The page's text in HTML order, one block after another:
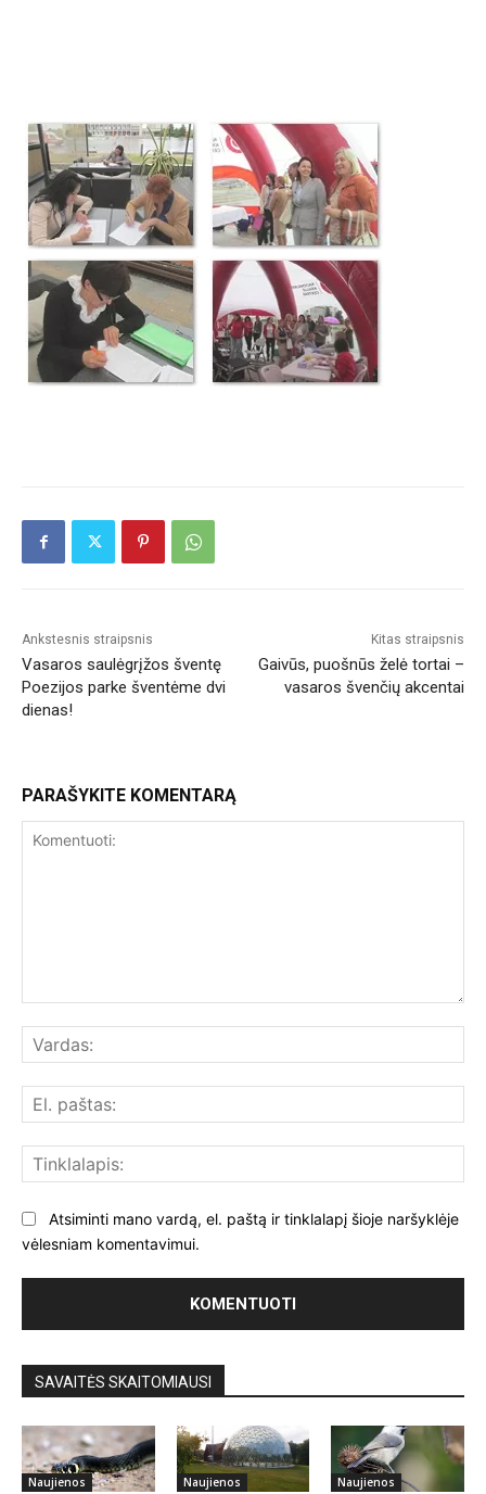
Ankstesnis straipsnis
Vasaros saulėgrįžos šventę
Poezijos parke šventėme dvi
dienas!
Kitas straipsnis
Gaivūs, puošnūs želė tortai –
vasaros švenčių akcentai
PARAŠYKITE KOMENTARĄ
Atsiminti mano vardą, el. paštą ir tinklalapį šioje naršyklėje
vėlesniam komentavimui.
SAVAITĖS SKAITOMIAUSI
Naujienos Naujienos Naujienos